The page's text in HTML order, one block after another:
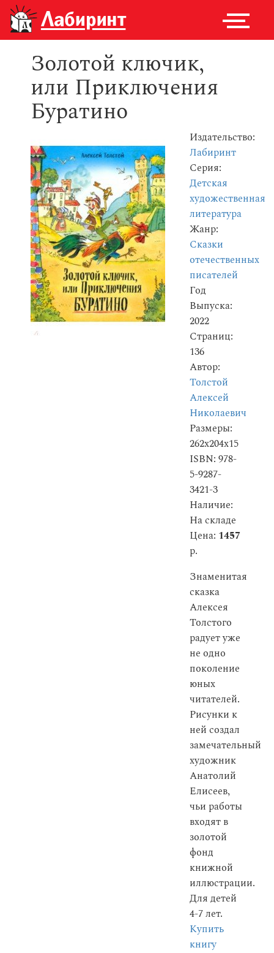
Золотой ключик,
или Приключения
Буратино
Издательство:
Лабиринт
Серия:
Детская
художественная
литература
Жанр:
Сказки
отечественных
писателей
Год
Выпуска:
2022
Страниц:
136
Автор:
Толстой
Алексей
Николаевич
Размеры:
262x204x15
ISBN: 978-
5-9287-
3421-3
Наличие:
На складе
Цена: 1457
р.
Знаменитая
сказка
Алексея
Толстого
радует уже
не одно
поколение
юных
читателей.
Рисунки к
ней создал
замечательный
художник
Анатолий
Елисеев,
чьи работы
входят в
золотой
фонд
книжной
иллюстрации.
Для детей
4-7 лет.
Купить
книгу